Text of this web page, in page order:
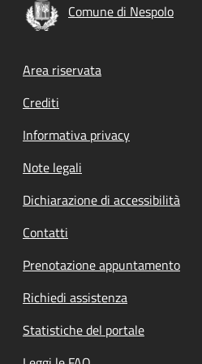
Comune di Nespolo
Footer menu
Area riservata
Crediti
Informativa privacy
Note legali
Dichiarazione di accessibilità
Contatti
Prenotazione appuntamento
Richiedi assistenza
Statistiche del portale